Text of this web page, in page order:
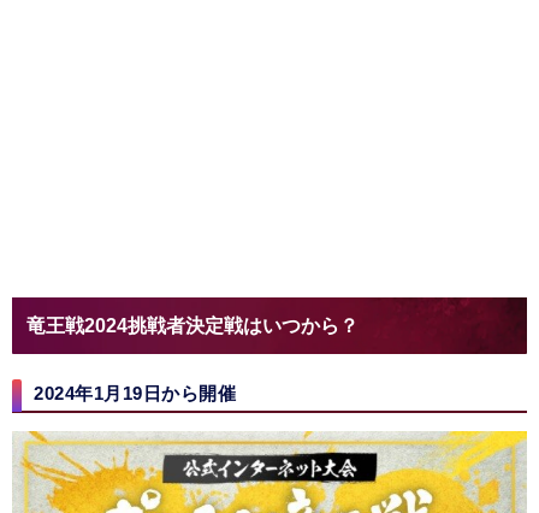
竜王戦2024挑戦者決定戦はいつから？
2024年1月19日から開催